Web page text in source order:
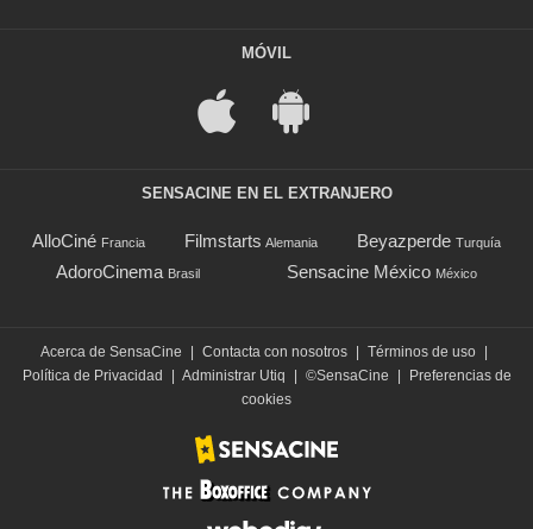
MÓVIL
SENSACINE EN EL EXTRANJERO
AlloCiné Francia Filmstarts Alemania Beyazperde Turquía
AdoroCinema Brasil Sensacine México México
Acerca de SensaCine Contacta con nosotros Términos de uso
Política de Privacidad
Administrar Utiq ©SensaCine
Preferencias de
cookies